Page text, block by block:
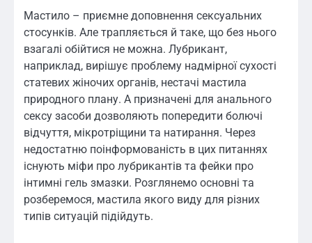
Мастило – приємне доповнення сексуальних
стосунків. Але трапляється й таке, що без нього
взагалі обійтися не можна. Лубрикант,
наприклад, вирішує проблему надмірної сухості
статевих жіночих органів, нестачі мастила
природного плану. А призначені для анального
сексу засоби дозволяють попередити болючі
відчуття, мікротріщини та натирання. Через
недостатню поінформованість в цих питаннях
існують міфи про лубрикантів та фейки про
інтимні гель змазки. Розглянемо основні та
розберемося, мастила якого виду для різних
типів ситуацій підійдуть.